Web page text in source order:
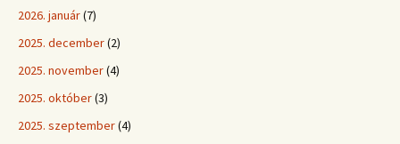
2026. január(7)
2025. december(2)
2025. november(4)
2025. október(3)
2025. szeptember(4)